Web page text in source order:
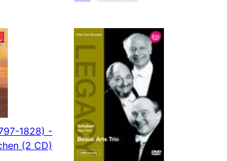
1828) -
(2 CD)